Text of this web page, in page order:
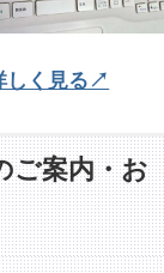
しく見る↗
ご案内・お